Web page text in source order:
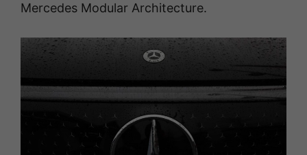
Mercedes Modular Architecture.